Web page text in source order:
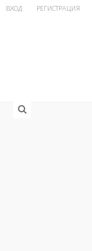
ВХОД РЕГИСТРАЦИЯ